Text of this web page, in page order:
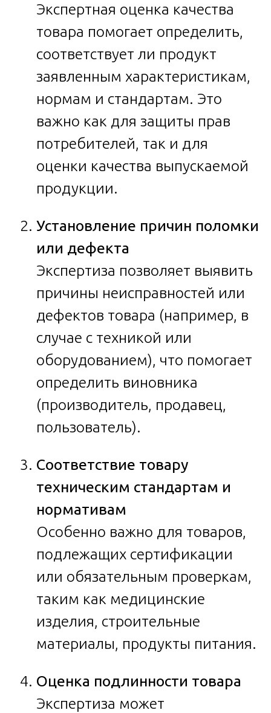
Экспертная оценка качества
товара помогает определить,
соответствует ли продукт
заявленным характеристикам,
нормам и стандартам. Это
важно как для защиты прав
потребителей, так и для
оценки качества выпускаемой
продукции.
Установление причин поломки
или дефекта
Экспертиза позволяет выявить
причины неисправностей или
дефектов товара (например, в
случае с техникой или
оборудованием), что помогает
определить виновника
(производитель, продавец,
пользователь).
Соответствие товару
техническим стандартам и
нормативам
Особенно важно для товаров,
подлежащих сертификации
или обязательным проверкам,
таким как медицинские
изделия, строительные
материалы, продукты питания.
Оценка подлинности товара
Экспертиза может